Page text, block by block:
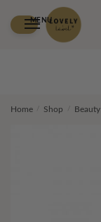
MENU
Home Shop Beauty